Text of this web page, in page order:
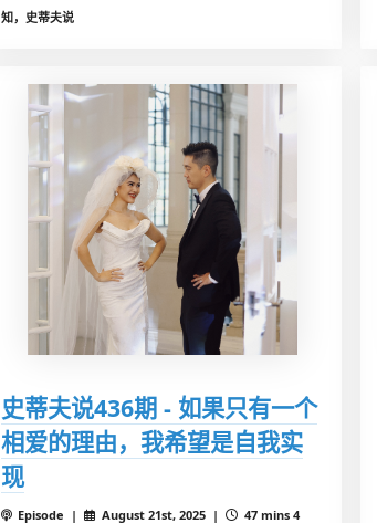
知，史蒂夫说
史蒂夫说436期 - 如果只有一个
相爱的理由，我希望是自我实
现
Episode | August 21st, 2025 | 47 mins 4